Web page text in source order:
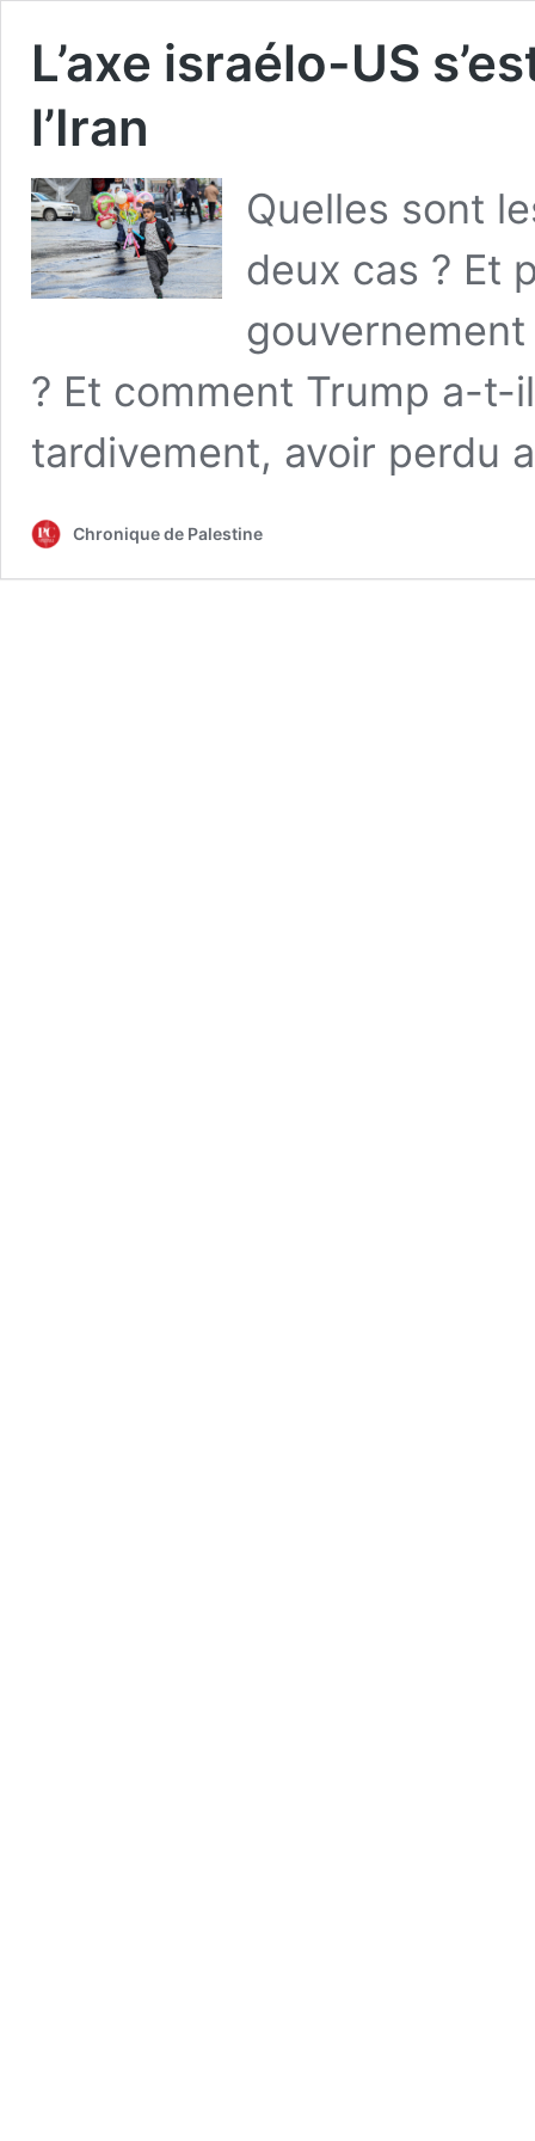
L’axe israélo-US
l’Iran
Quelles sont
deux cas ? Et
? Et comment Trump a-
tardivement, avoir perdu
Chronique de Palestine